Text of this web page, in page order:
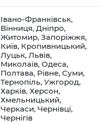
Івано-Франківськ,
Вінниця, Дніпро,
Житомир, Запоріжжя,
Київ, Кропивницький,
Луцьк, Львів,
Миколаїв, Одеса,
Полтава, Рівне, Суми,
Тернопіль, Ужгород,
Харків, Херсон,
Хмельницький,
Черкаси, Чернівці,
Чернігів